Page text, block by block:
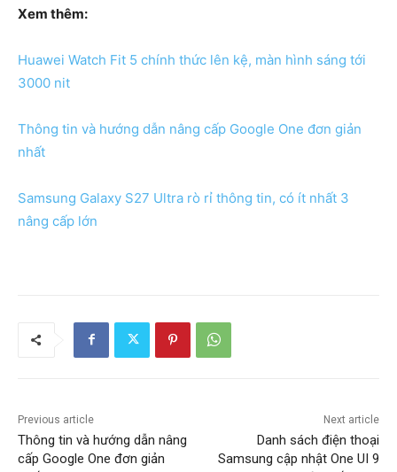
Xem thêm:
Huawei Watch Fit 5 chính thức lên kệ, màn hình sáng tới
3000 nit
Thông tin và hướng dẫn nâng cấp Google One đơn giản
nhất
Samsung Galaxy S27 Ultra rò rỉ thông tin, có ít nhất 3
nâng cấp lớn
Previous article
Thông tin và hướng dẫn nâng
cấp Google One đơn giản
Next article
Danh sách điện thoại
Samsung cập nhật One UI 9